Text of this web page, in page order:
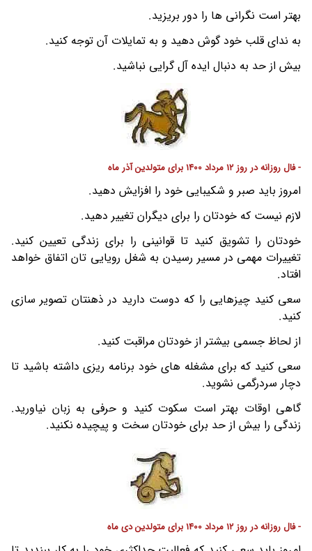
بهتر است نگرانی ها را دور بریزید.
به ندای قلب خود گوش دهید و به تمایلات آن توجه کنید.
بیش از حد به دنبال ایده آل گرایی نباشید.
- فال روزانه در روز 12 مرداد 1400 برای متولدین آذر ماه
امروز باید صبر و شکیبایی خود را افزایش دهید.
لازم نیست که خودتان را برای دیگران تغییر دهید.
خودتان را تشویق کنید تا قوانینی را برای زندگی تعیین کنید.
تغییرات مهمی در مسیر رسیدن به شغل رویایی تان اتفاق خواهد
افتاد.
سعی کنید چیزهایی را که دوست دارید در ذهنتان تصویر سازی
کنید.
از لحاظ جسمی بیشتر از خودتان مراقبت کنید.
سعی کنید که برای مشغله های خود برنامه ریزی داشته باشید تا
دچار سردرگمی نشوید.
گاهی اوقات بهتر است سکوت کنید و حرفی به زبان نیاورید.
زندگی را بیش از حد برای خودتان سخت و پیچیده نکنید.
- فال روزانه در روز 12 مرداد 1400 برای متولدین دی ماه